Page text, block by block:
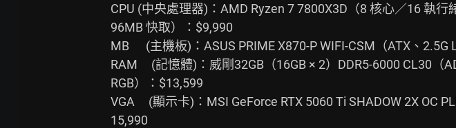
CPU (中央處理器)：AMD Ryzen 7 7800X3D（8 核心／16 執行
96MB 快取）：$9,990
MB      (主機板)：ASUS PRIME X870-P WIFI-CSM（ATX、
RAM     (記憶體)：威剛32GB（16GB × 2）DDR5-6000 CL30（
RGB）：$13,599
VGA     (顯示卡)：MSI GeForce RTX 5060 Ti SHADOW 2X OC
15,990